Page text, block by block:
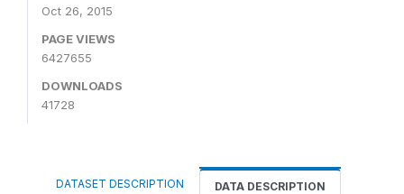
Oct 26, 2015
PAGE VIEWS
6427655
DOWNLOADS
41728
DATASET DESCRIPTION DATA DESCRIPTION